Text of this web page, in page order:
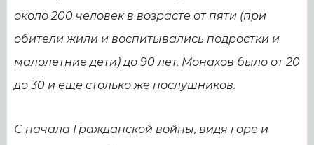
около 200 человек в возрасте от пяти (при
обители жили и воспитывались подростки и
малолетние дети) до 90 лет. Монахов было от 20
до 30 и еще столько же послушников.
С начала Гражданской войны, видя горе и